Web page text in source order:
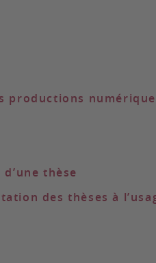
productions
thèse
des thèses à